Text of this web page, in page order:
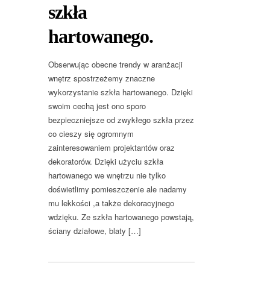
szkła
hartowanego.
Obserwując obecne trendy w aranżacji
wnętrz spostrzeżemy znaczne
wykorzystanie szkła hartowanego. Dzięki
swoim cechą jest ono sporo
bezpieczniejsze od zwykłego szkła przez
co cieszy się ogromnym
zainteresowaniem projektantów oraz
dekoratorów. Dzięki użyciu szkła
hartowanego we wnętrzu nie tylko
doświetlimy pomieszczenie ale nadamy
mu lekkości ,a także dekoracyjnego
wdzięku. Ze szkła hartowanego powstają,
ściany działowe, blaty […]